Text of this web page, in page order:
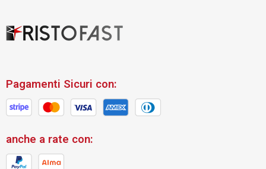
Pagamenti Sicuri con:
anche a rate con: